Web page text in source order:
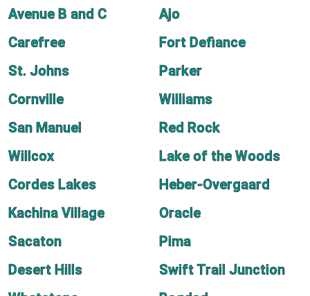
Avenue B and C
Ajo
Carefree
Fort Defiance
St. Johns
Parker
Cornville
Williams
San Manuel
Red Rock
Willcox
Lake of the Woods
Cordes Lakes
Heber-Overgaard
Kachina Village
Oracle
Sacaton
Pima
Desert Hills
Swift Trail Junction